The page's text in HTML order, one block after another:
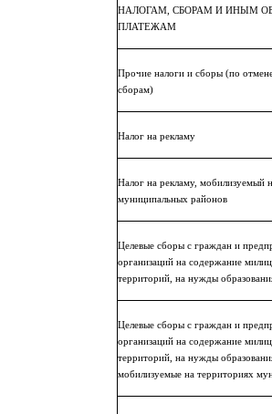
НАЛОГАМ, СБОРАМ И ИНЫМ
ПЛАТЕЖАМ
Прочие налоги и сборы (по
сборам)
Налог на рекламу
Налог на рекламу, мобилизуемый
муниципальных районов
Целевые сборы с граждан и
организаций на содержание
территорий, на нужды
Целевые сборы с граждан и
организаций на содержание
территорий, на нужды
мобилизуемые на территориях